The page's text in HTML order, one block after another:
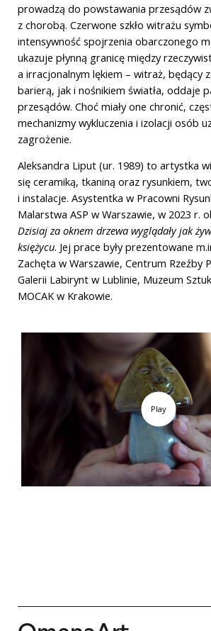
prowadzą do powstawania przesądów
z chorobą. Czerwone szkło witrażu
intensywność spojrzenia obarczonego
ukazuje płynną granicę między
a irracjonalnym lękiem – witraż, będący
barierą, jak i nośnikiem światła, oddaje
przesądów. Choć miały one chronić,
mechanizmy wykluczenia i izolacji osób
zagrożenie.
Aleksandra Liput (ur. 1989) to artystka
się ceramiką, tkaniną oraz rysunkiem,
i instalacje. Asystentka w Pracowni
Malarstwa ASP w Warszawie, w 2023 r.
Dzisiaj za oknem drzewa wyglądały jak
księżycu. Jej prace były prezentowane
Zachęta w Warszawie, Centrum Rzeźby
Galerii Labirynt w Lublinie, Muzeum
MOCAK w Krakowie.
Play